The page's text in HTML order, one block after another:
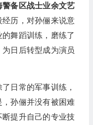
警备区战士业余文艺
经历，对孙俪来说意
舞蹈训练，磨练了
日后转型成为演员
日常的军事训练，
孙俪并没有被困难
提升自己的专业技